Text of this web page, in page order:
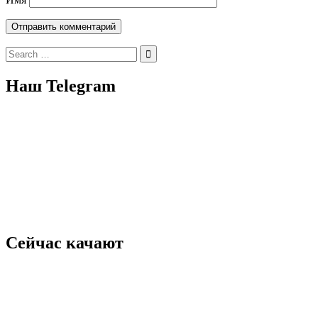
Search
for:
Наш Telegram
Сейчас качают